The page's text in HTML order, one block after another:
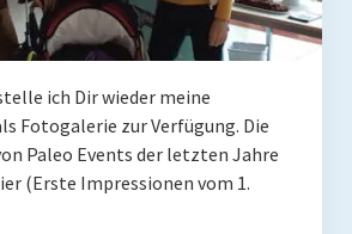
ich Dir wieder meine
Fotogalerie zur Verfügung. Die
Paleo Events der letzten Jahre
(Erste Impressionen vom 1.